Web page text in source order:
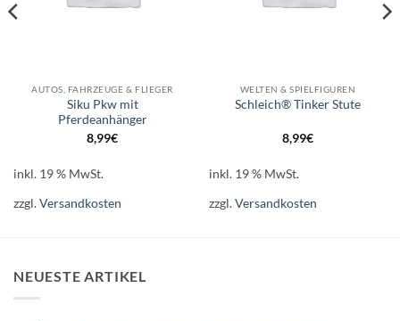
AUTOS, FAHRZEUGE & FLIEGER
Siku Pkw mit
Pferdeanhänger
8,99€
inkl. 19 % MwSt.
zzgl.Versandkosten
WELTEN & SPIELFIGUREN
Schleich® Tinker Stute
8,99€
inkl. 19 % MwSt.
zzgl.Versandkosten
NEUESTE ARTIKEL